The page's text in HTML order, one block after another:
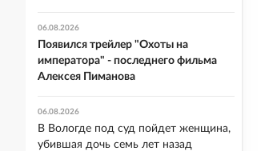
06.08.2026
Появился трейлер "Охоты на
императора" - последнего фильма
Алексея Пиманова
06.08.2026
В Вологде под суд пойдет женщина,
убившая дочь семь лет назад